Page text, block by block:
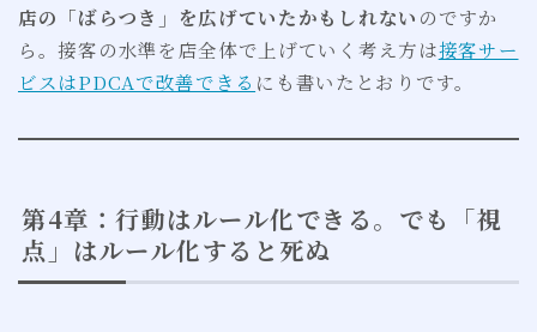
店の「ばらつき」を広げていたかもしれない のですか
ら。接客の水準を店全体で上げていく考え方は接客サー
ビスはPDCAで改善できる にも書いたとおりです。
第4章：行動はルール化できる。でも「視
点」はルール化すると死ぬ